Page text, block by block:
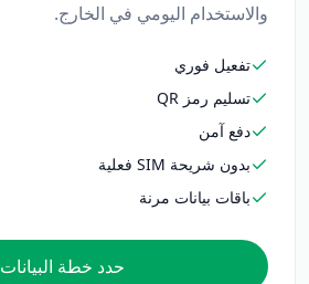
والاستخدام اليومي في الخارج.
تفعيل فوري
تسليم رمز QR
دفع آمن
بدون شريحة SIM فعلية
باقات بيانات مرنة
حدد خطة البيانات